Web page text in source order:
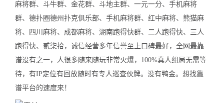
麻将群、斗牛群、金花群、斗地主群、一元一分、手机麻将
群、德扑圈德州扑克俱乐部、手机麻将群、红中麻将、熊猫麻
将、四川麻将、成都麻将、湖南跑得快群、二人跑得快、三人
跑得快、贰柒拾，诚信经营多年信誉至上口碑最好，全网最靠
谱没有之一，人很多随来随玩非常火爆，100%真人组局无需等
待，有IP定位有回放随时有专人巡查伙牌。没有鸭金。想找靠
谱平台的速度来！